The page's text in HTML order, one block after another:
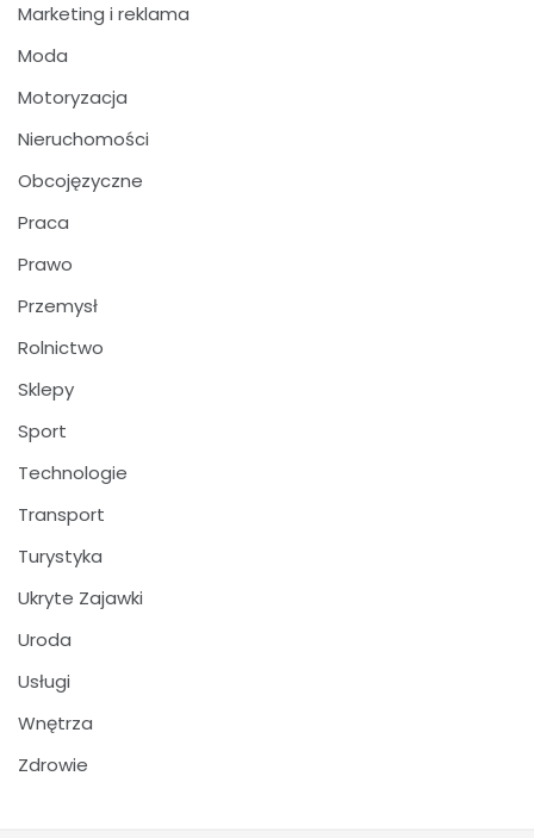
Marketing i reklama
Moda
Motoryzacja
Nieruchomości
Obcojęzyczne
Praca
Prawo
Przemysł
Rolnictwo
Sklepy
Sport
Technologie
Transport
Turystyka
Ukryte Zajawki
Uroda
Usługi
Wnętrza
Zdrowie